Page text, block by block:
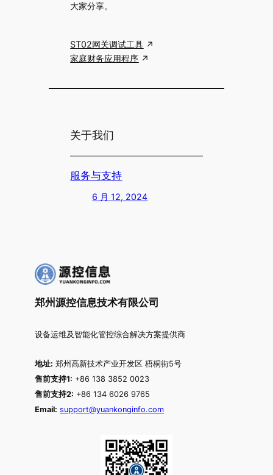
大家分享。
ST02网关调试工具
家庭财务应用程序
关于我们
服务与支持
6 月 12, 2024
郑州源控信息技术有限公司
设备运维及智能化管控综合解决方案提供商
地址: 郑州高新技术产业开发区 梧桐街5号
售前支持1: +86 138 3852 0023
售前支持2: +86 134 6026 9765
Email: support@yuankonginfo.com